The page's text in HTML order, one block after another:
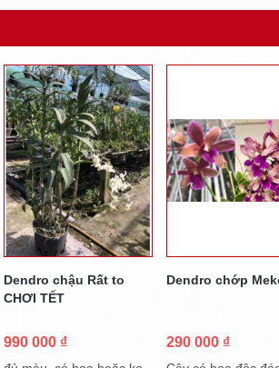
Dendro chậu Rất to
CHƠI TẾT
990 000 ₫
Dendro chớp
290 000 ₫